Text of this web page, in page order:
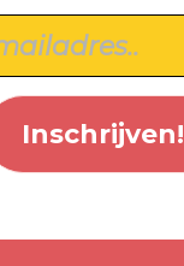
Inschrijven!